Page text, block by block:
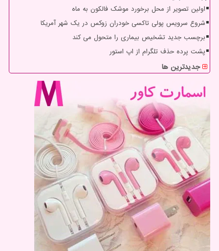
اولین تصویر از محل برخورد موشک فالکون به ماه
شروع سرویس پولی تاکسی خودران زوکس در یک شهر آمریکا
برچسب جدید تشخیص بیماری را متحول می کند
پشت پرده حذف تلگرام از اپ استور
جدیدترین ها